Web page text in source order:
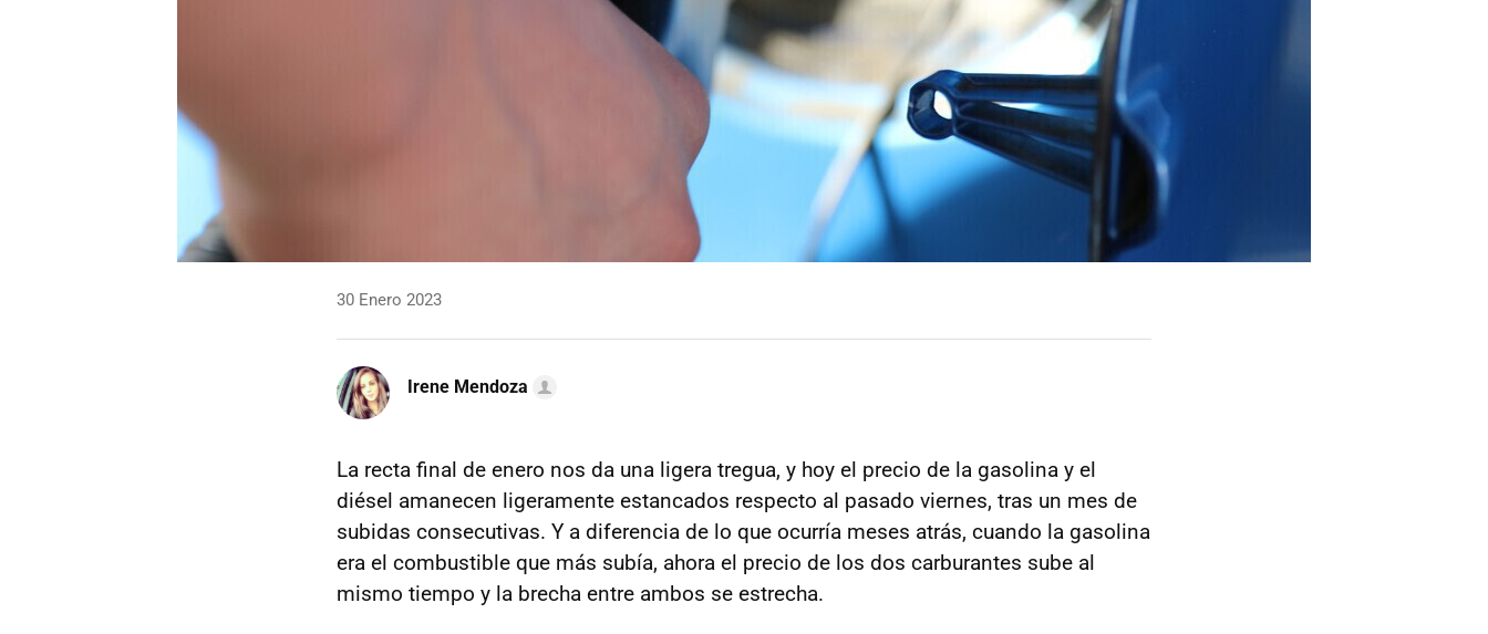
30 Enero 2023
Irene Mendoza
La recta final de enero nos da una ligera tregua, y hoy el precio de la gasolina y el
diésel amanecen ligeramente estancados respecto al pasado viernes, tras un mes de
subidas consecutivas. Y a diferencia de lo que ocurría meses atrás, cuando la gasolina
era el combustible que más subía, ahora el precio de los dos carburantes sube al
mismo tiempo y la brecha entre ambos se estrecha.